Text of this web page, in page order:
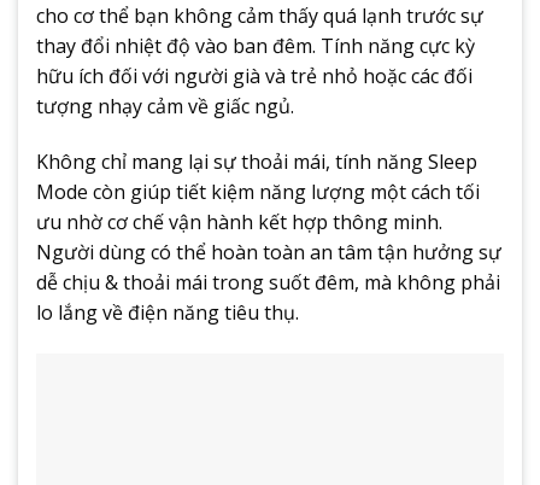
cho cơ thể bạn không cảm thấy quá lạnh trước sự
thay đổi nhiệt độ vào ban đêm. Tính năng cực kỳ
hữu ích đối với người già và trẻ nhỏ hoặc các đối
tượng nhạy cảm về giấc ngủ.
Không chỉ mang lại sự thoải mái, tính năng Sleep
Mode còn giúp tiết kiệm năng lượng một cách tối
ưu nhờ cơ chế vận hành kết hợp thông minh.
Người dùng có thể hoàn toàn an tâm tận hưởng sự
dễ chịu & thoải mái trong suốt đêm, mà không phải
lo lắng về điện năng tiêu thụ.